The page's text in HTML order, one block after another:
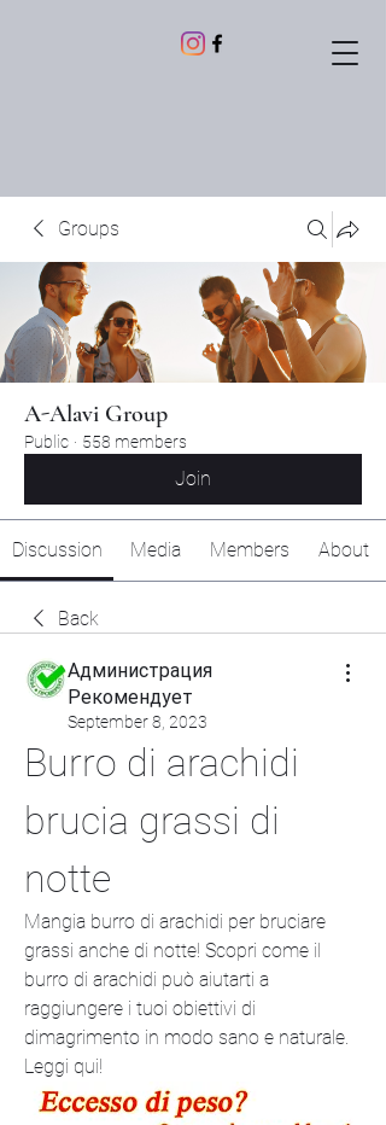
Groups
A-Alavi Group
Public · 558 members
Join
Discussion Media Members About
Back
Администрация
Рекомендует
September 8, 2023
Burro di arachidi
brucia grassi di
notte
Mangia burro di arachidi per bruciare
grassi anche di notte! Scopri come il
burro di arachidi può aiutarti a
raggiungere i tuoi obiettivi di
dimagrimento in modo sano e naturale.
Leggi qui!